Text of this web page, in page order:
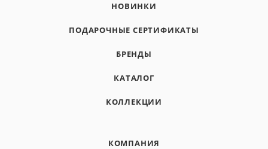
НОВИНКИ
ПОДАРОЧНЫЕ СЕРТИФИКАТЫ
БРЕНДЫ
КАТАЛОГ
КОЛЛЕКЦИИ
КОМПАНИЯ